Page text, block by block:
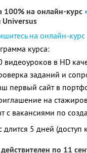
100% на онлайн-курс
на онлайн-курс
курса:
видеоуроков в HD
заданий и
первый сайт в
на
с вакансиями по
длится 5 дней (доступ
по 11